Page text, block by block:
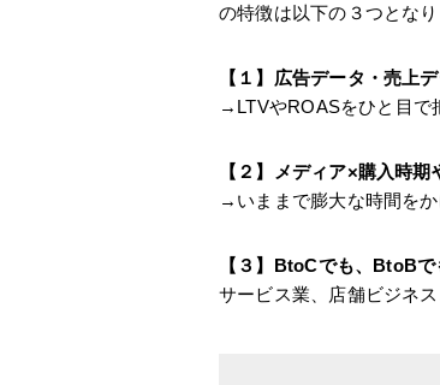
の特徴は以下の３つとなり
【１】広告データ・売上
→LTVやROASをひと目で
【２】メディア×購入時
→いままで膨大な時間を
【３】BtoCでも、BtoB
サービス業、店舗ビジネ